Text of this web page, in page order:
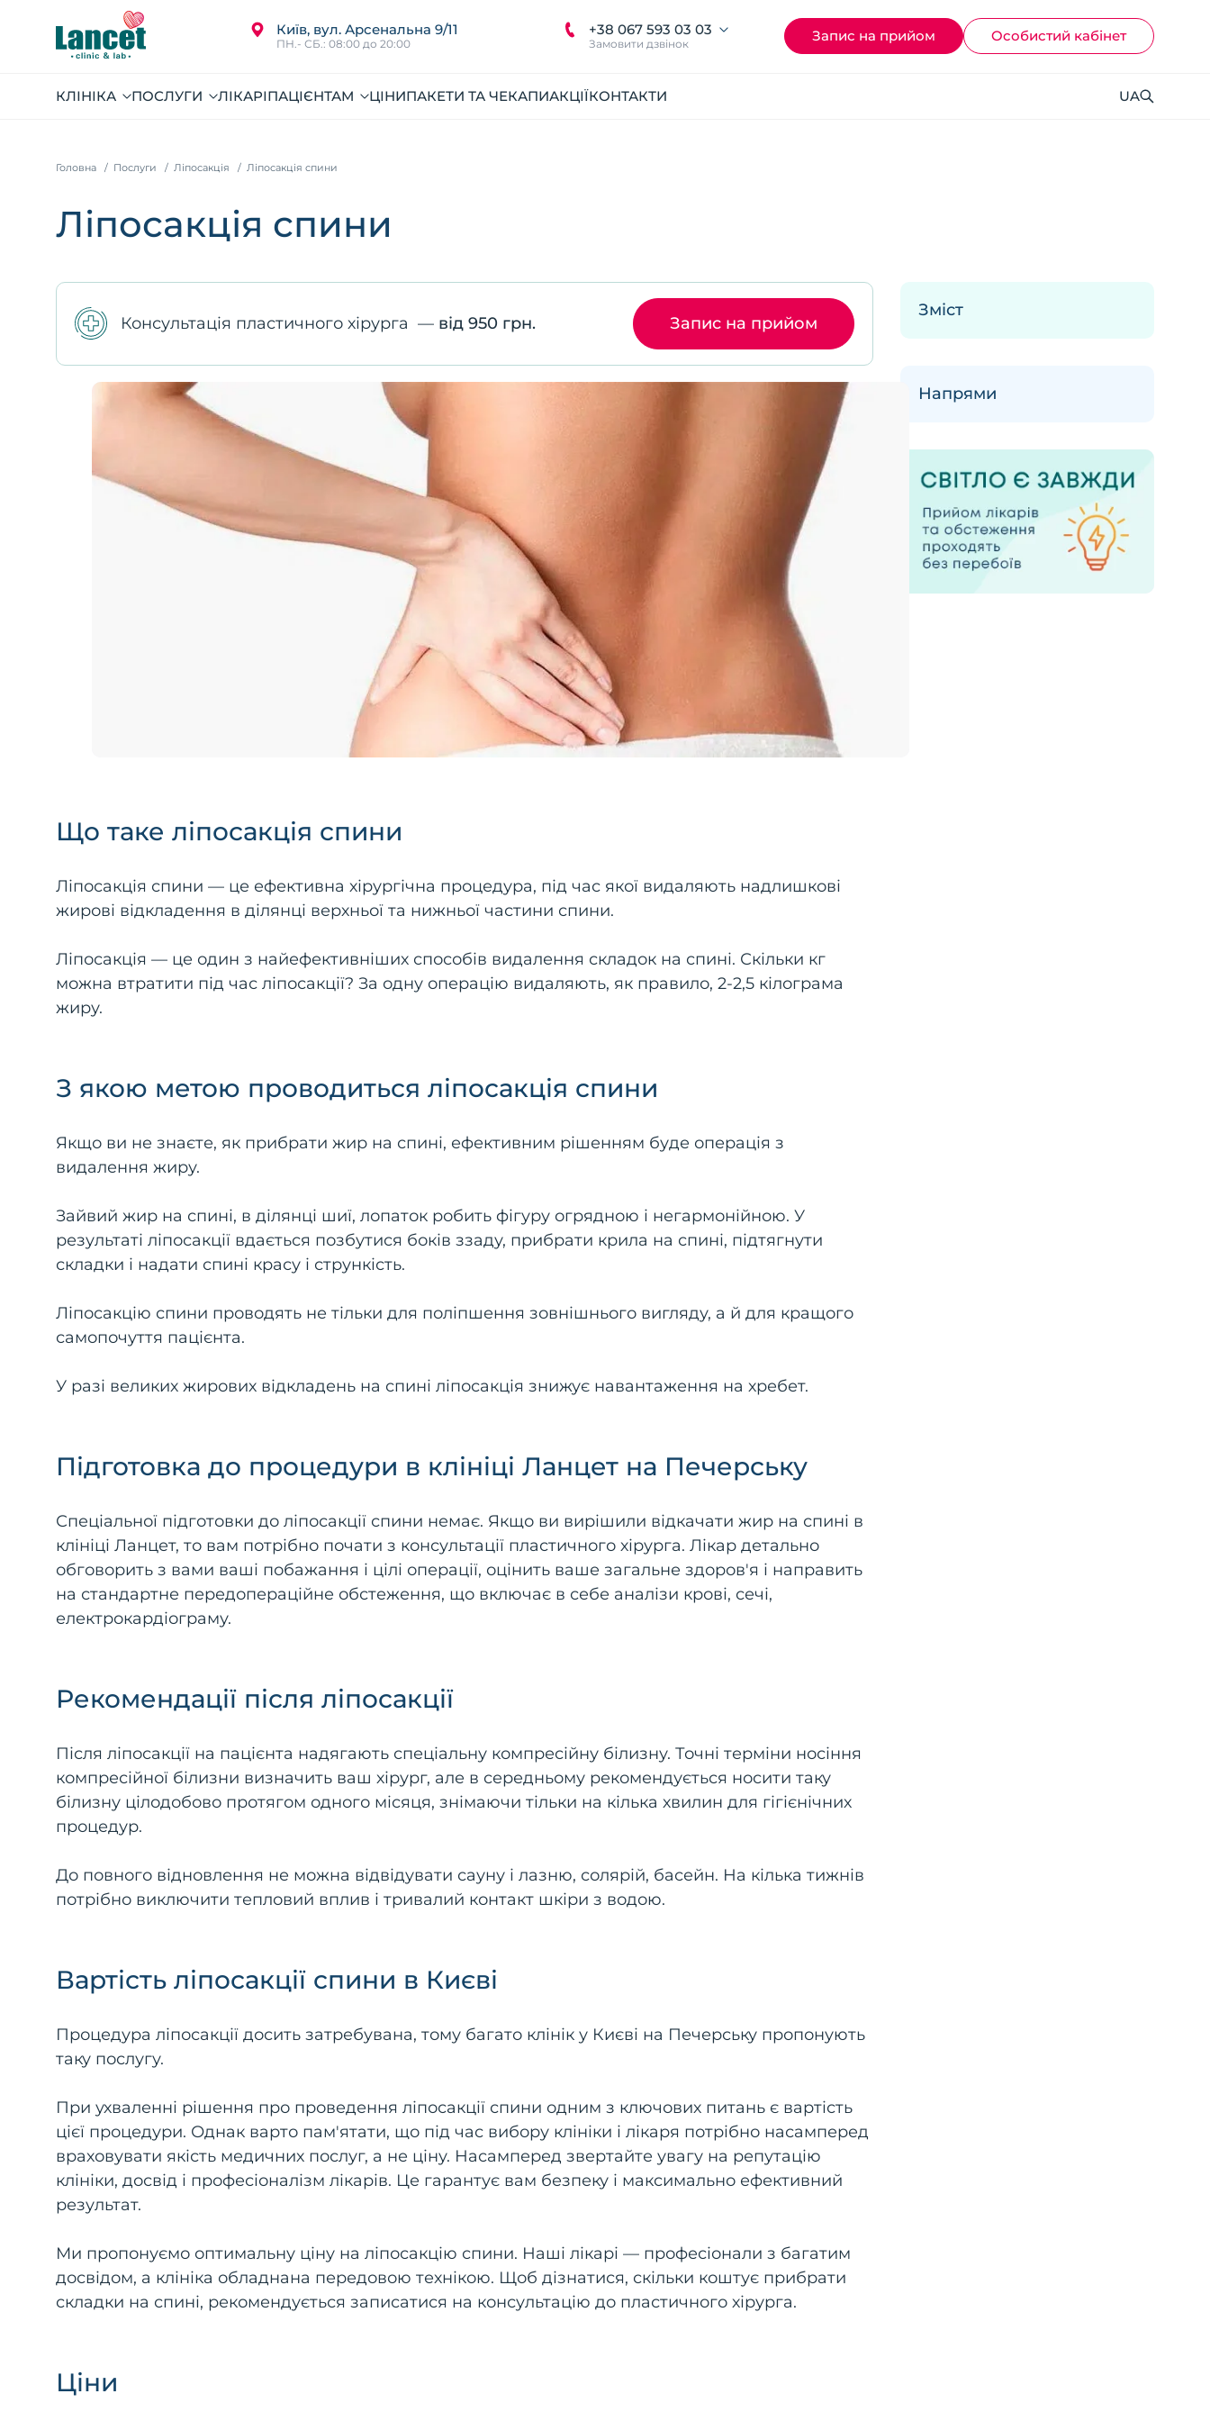
Київ, вул. Арсенальна 9/11
ПН.- СБ.: 08:00 до 20:00
+38 067 593 03 03
Замовити дзвінок Запис на прийом Ocoбистий кабінет
КЛІНІКА ПОСЛУГИ ЛІКАРІПАЦІЄНТАМ ЦІНИПАКЕТИ ТА ЧЕКАПИАКЦІЇКОНТАКТИ UA
Головна Послуги Ліпосакція Ліпосакція спини
Ліпосакція спини
Консультація пластичного хірурга — від 950 грн. Запис на прийом
Що таке ліпосакція спини
Ліпосакція спини — це ефективна хірургічна процедура, під час якої видаляють надлишкові
жирові відкладення в ділянці верхньої та нижньої частини спини.
Ліпосакція — це один з найефективніших способів видалення складок на спині. Скільки кг
можна втратити під час ліпосакції? За одну операцію видаляють, як правило, 2-2,5 кілограма
жиру.
З якою метою проводиться ліпосакція спини
Якщо ви не знаєте, як прибрати жир на спині, ефективним рішенням буде операція з
видалення жиру.
Зайвий жир на спині, в ділянці шиї, лопаток робить фігуру огрядною і негармонійною. У
результаті ліпосакції вдається позбутися боків ззаду, прибрати крила на спині, підтягнути
складки і надати спині красу і стрункість.
Ліпосакцію спини проводять не тільки для поліпшення зовнішнього вигляду, а й для кращого
самопочуття пацієнта.
У разі великих жирових відкладень на спині ліпосакція знижує навантаження на хребет.
Підготовка до процедури в клініці Ланцет на Печерську
Спеціальної підготовки до ліпосакції спини немає. Якщо ви вирішили відкачати жир на спині в
клініці Ланцет, то вам потрібно почати з консультації пластичного хірурга. Лікар детально
обговорить з вами ваші побажання і цілі операції, оцінить ваше загальне здоров'я і направить
на стандартне передопераційне обстеження, що включає в себе аналізи крові, сечі,
електрокардіограму.
Рекомендації після ліпосакції
Після ліпосакції на пацієнта надягають спеціальну компресійну білизну. Точні терміни носіння
компресійної білизни визначить ваш хірург, але в середньому рекомендується носити таку
білизну цілодобово протягом одного місяця, знімаючи тільки на кілька хвилин для гігієнічних
процедур.
До повного відновлення не можна відвідувати сауну і лазню, солярій, басейн. На кілька тижнів
потрібно виключити тепловий вплив і тривалий контакт шкіри з водою.
Вартість ліпосакції спини в Києві
Процедура ліпосакції досить затребувана, тому багато клінік у Києві на Печерську пропонують
таку послугу.
При ухваленні рішення про проведення ліпосакції спини одним з ключових питань є вартість
цієї процедури. Однак варто пам'ятати, що під час вибору клініки і лікаря потрібно насамперед
враховувати якість медичних послуг, а не ціну. Насамперед звертайте увагу на репутацію
клініки, досвід і професіоналізм лікарів. Це гарантує вам безпеку і максимально ефективний
результат.
Ми пропонуємо оптимальну ціну на ліпосакцію спини. Наші лікарі — професіонали з багатим
досвідом, а клініка обладнана передовою технікою. Щоб дізнатися, скільки коштує прибрати
складки на спині, рекомендується записатися на консультацію до пластичного хірурга.
Ціни
Зміст
Напрями